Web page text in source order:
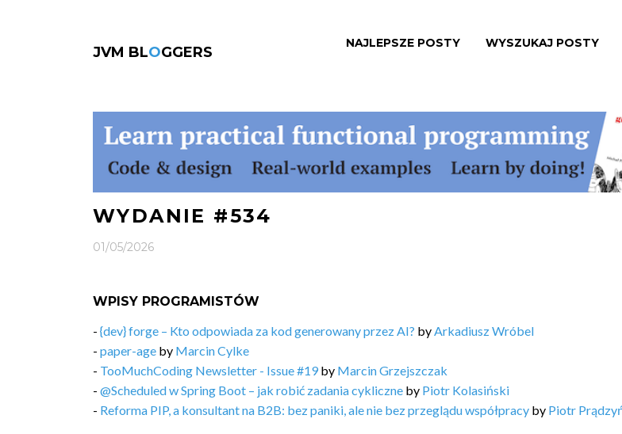
JVM BLOGGERS
NAJLEPSZE POSTY WYSZUKAJ POSTY
WYDANIE #534
01/05/2026
WPISY PROGRAMISTÓW
- {dev} forge – Kto odpowiada za kod generowany przez AI? byArkadiusz Wróbel
- paper-age by Marcin Cylke
- TooMuchCoding Newsletter - Issue #19 by Marcin Grzejszczak
- @Scheduled w Spring Boot – jak robić zadania cykliczne by Piotr Kolasiński
- Reforma PIP, a konsultant na B2B: bez paniki, ale nie bez przeglądu współpracy by Piotr